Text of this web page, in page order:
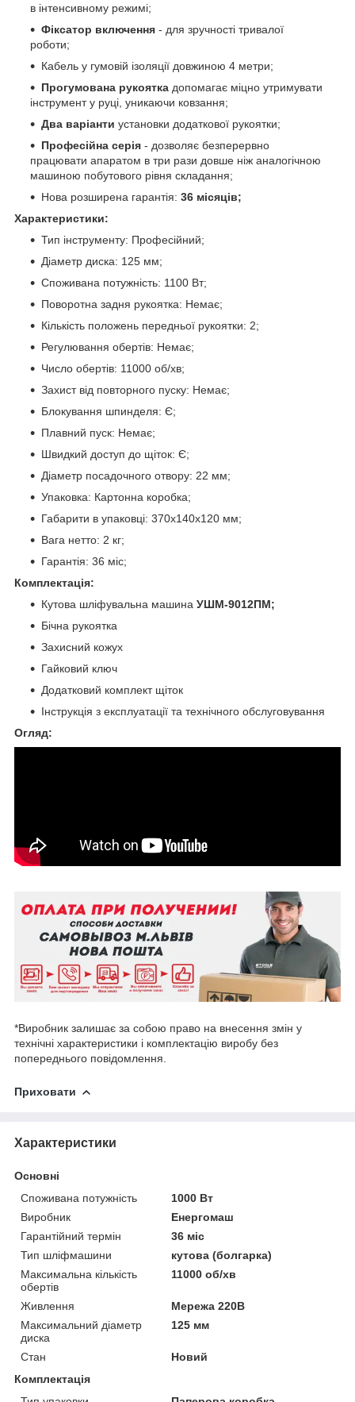
в інтенсивному режимі;
Фіксатор включення - для зручності тривалої
роботи;
Кабель у гумовій ізоляції довжиною 4 метри;
Прогумована рукоятка допомагає міцно утримувати
інструмент у руці, уникаючи ковзання;
Два варіанти установки додаткової рукоятки;
Професійна серія - дозволяє безперервно
працювати апаратом в три рази довше ніж аналогічною
машиною побутового рівня складання;
Нова розширена гарантія: 36 місяців;
Характеристики:
Тип інструменту: Професійний;
Діаметр диска: 125 мм;
Споживана потужність: 1100 Вт;
Поворотна задня рукоятка: Немає;
Кількість положень передньої рукоятки: 2;
Регулювання обертів: Немає;
Число обертів: 11000 об/хв;
Захист від повторного пуску: Немає;
Блокування шпинделя: Є;
Плавний пуск: Немає;
Швидкий доступ до щіток: Є;
Діаметр посадочного отвору: 22 мм;
Упаковка: Картонна коробка;
Габарити в упаковці: 370х140х120 мм;
Вага нетто: 2 кг;
Гарантія: 36 міс;
Комплектація:
Кутова шліфувальна машина УШМ-9012ПМ;
Бічна рукоятка
Захисний кожух
Гайковий ключ
Додатковий комплект щіток
Інструкція з експлуатації та технічного обслуговування
Огляд:
*Виробник залишає за собою право на внесення змін у
технічні характеристики і комплектацію виробу без
попереднього повідомлення.
Приховати
Характеристики
Основні
Споживана потужність
1000 Вт
Виробник
Енергомаш
Гарантійний термін
36 міс
Тип шліфмашини
кутова (болгарка)
Максимальна кількість
обертів
11000 об/хв
Живлення
Мережа 220В
Максимальний діаметр
диска
125 мм
Стан
Новий
Комплектація